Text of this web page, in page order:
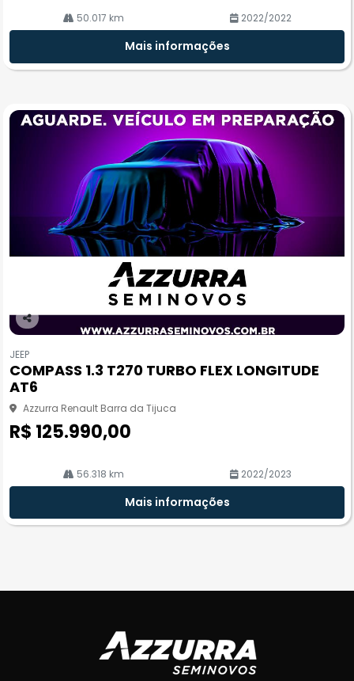
50.017 km 2022/2022
Mais informações
Co
pa
rtil
he
JEEP
COMPASS 1.3 T270 TURBO FLEX LONGITUDE
AT6
Azzurra Renault Barra da Tijuca
R$ 125.990,00
56.318 km 2022/2023
Mais informações